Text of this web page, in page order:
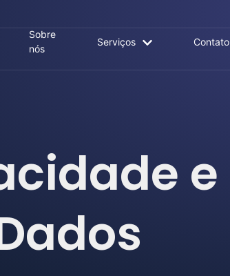
Sobre
nós
Serviços Contato
e